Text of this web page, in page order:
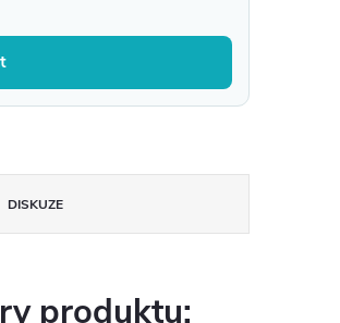
DISKUZE
produktu: